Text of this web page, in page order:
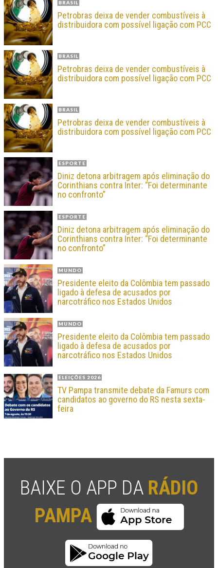
BRASIL
Petrobras deixa de vender combustíveis à
distribuidora com possível ligação com PCC
BRASIL
Petrobras deixa de vender combustíveis à
distribuidora com possível ligação com PCC
BRASIL
Petrobras deixa de vender combustíveis à
distribuidora com possível ligação com PCC
ESPORTE
Diniz detona arbitragem após eliminação do
Corinthians contra Inter: “Foi determinante
no confronto”
ESPORTE
Diniz detona arbitragem após eliminação do
Corinthians contra Inter: “Foi determinante
no confronto”
MUNDO
Presidente eleito da Colômbia tem passado
ligado à defesa de acusados por
narcotráfico nos Estados Unidos
MUNDO
Presidente eleito da Colômbia tem passado
ligado à defesa de acusados por
narcotráfico nos Estados Unidos
ELEIÇÕES 2026
TV Pampa transmite debate da Famurs com
candidatos ao governo do RS nesta sexta-
feira
BAIXE O APP DA RÁDIO
PAMPA